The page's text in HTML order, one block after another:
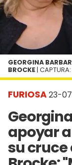
FURIOSA23-
apoyar
su cruce
GEORGINA
BROCKE | CAPTURA: